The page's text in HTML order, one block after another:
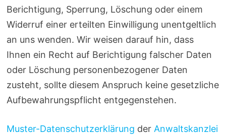
Berichtigung, Sperrung, Löschung oder einem
Widerruf einer erteilten Einwilligung unentgeltlich
an uns wenden. Wir weisen darauf hin, dass
Ihnen ein Recht auf Berichtigung falscher Daten
oder Löschung personenbezogener Daten
zusteht, sollte diesem Anspruch keine gesetzliche
Aufbewahrungspflicht entgegenstehen.
Muster-Datenschutzerklärung der Anwaltskanzlei